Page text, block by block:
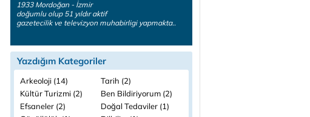
1933 Mordoğan - İzmir
doğumlu olup 51 yıldır aktif
gazetecilik ve televizyon muhabirligi yapmakta..
Yazdığım Kategoriler
Arkeoloji (14)
Tarih (2)
Kültür Turizmi (2)
Ben Bildiriyorum (2)
Efsaneler (2)
Doğal Tedaviler (1)